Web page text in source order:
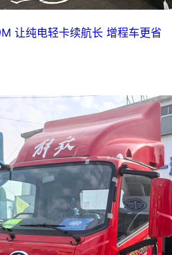
让纯电轻卡续航长 增程车更省